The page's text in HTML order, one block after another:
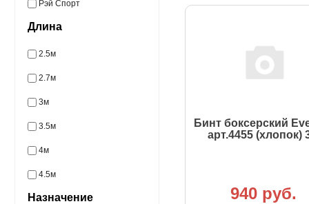
Рэй Спорт
Длина
2.5м
2.7м
3м
3.5м
4м
4.5м
Назначение
Бинт боксерский
арт.4455 (хлопок)
940 руб.